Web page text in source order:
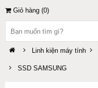
Giỏ hàng (0)
Linh kiện máy tính
SSD SAMSUNG